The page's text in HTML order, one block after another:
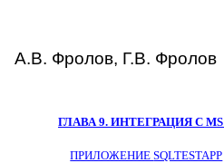
А.В. Фролов, Г.В. Фролов
ГЛАВА 9. ИНТЕГРАЦИЯ С MS
ПРИЛОЖЕНИЕSQLTESTAPP